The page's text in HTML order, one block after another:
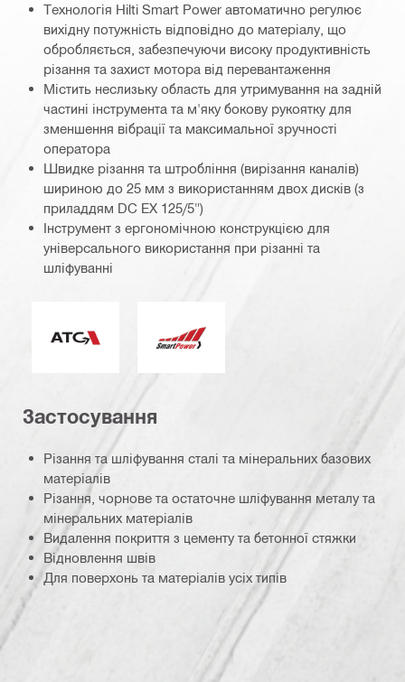
Технологія Hilti Smart Power автоматично регулює
вихідну потужність відповідно до матеріалу, що
обробляється, забезпечуючи високу продуктивність
різання та захист мотора від перевантаження
Містить неслизьку область для утримування на задній
частині інструмента та м'яку бокову рукоятку для
зменшення вібрації та максимальної зручності
оператора
Швидке різання та штробління (вирізання каналів)
шириною до 25 мм з використанням двох дисків (з
приладдям DC EX 125/5")
Інструмент з ергономічною конструкцією для
універсального використання при різанні та
шліфуванні
Застосування
Різання та шліфування сталі та мінеральних базових
матеріалів
Різання, чорнове та остаточне шліфування металу та
мінеральних матеріалів
Видалення покриття з цементу та бетонної стяжки
Відновлення швів
Для поверхонь та матеріалів усіх типів